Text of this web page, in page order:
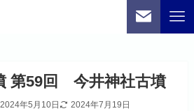
第59回 今井神社古墳
2024年5月10日 2024年7月19日